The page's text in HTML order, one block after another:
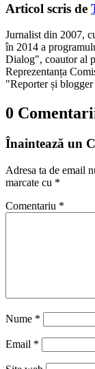
Articol scris de
Jurnalist din 2007,
în 2014 a
Dialog", coautor al
Reprezentanța
"Reporter și
0
Înaintează un
Adresa ta de email
marcate cu *
Comentariu *
Nume *
Email *